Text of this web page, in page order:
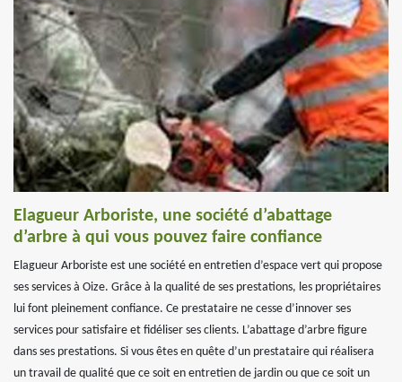
Elagueur Arboriste, une société d’abattage
d’arbre à qui vous pouvez faire confiance
Elagueur Arboriste est une société en entretien d’espace vert qui propose
ses services à Oize. Grâce à la qualité de ses prestations, les propriétaires
lui font pleinement confiance. Ce prestataire ne cesse d’innover ses
services pour satisfaire et fidéliser ses clients. L’abattage d’arbre figure
dans ses prestations. Si vous êtes en quête d’un prestataire qui réalisera
un travail de qualité que ce soit en entretien de jardin ou que ce soit un